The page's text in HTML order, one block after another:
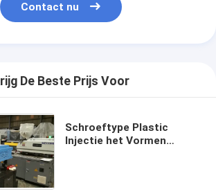
Contact nu
De Beste Prijs Voor
Schroeftype Plastic
Injectie het Vormen